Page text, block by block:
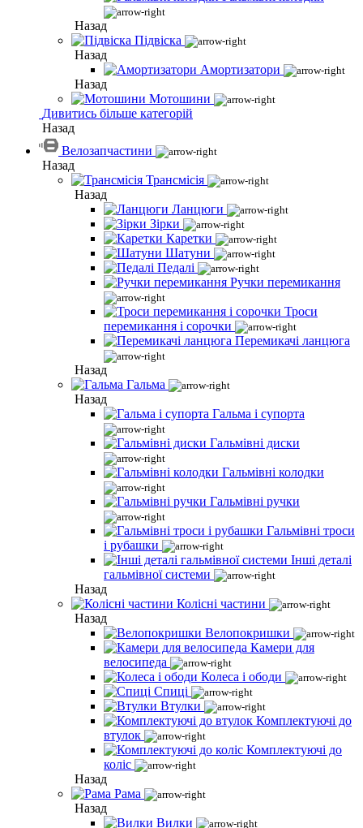
Назад
Підвіска
Назад
Амортизатори
Назад
Мотошини
Дивитись більше категорій
Назад
Велозапчастини
Назад
Трансмісія
Назад
Ланцюги
Зірки
Каретки
Шатуни
Педалі
Ручки перемикання
Троси
перемикання і сорочки
Перемикачі ланцюга
Назад
Гальма
Назад
Гальма і супорта
Гальмівні диски
Гальмівні колодки
Гальмівні ручки
Гальмівні троси
і рубашки
Інші деталі
гальмівної системи
Назад
Колісні частини
Назад
Велопокришки
Камери для
велосипеда
Колеса і ободи
Спиці
Втулки
Комплектуючі до
втулок
Комплектуючі до
коліс
Назад
Рама
Назад
Вилки